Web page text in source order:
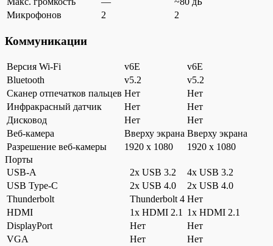
Микрофонов
2 2
Коммуникации
Версия Wi-Fi v6E
v6E
Bluetooth
v5.2
v5.2
Сканер отпечатков пальцев Нет
Нет
Инфракрасный датчик
Нет
Нет
Дисковод
Нет
Нет
Веб-камера
Вверху экрана Вверху экрана
Разрешение веб-камеры
1920 x 1080
1920 x 1080
Порты
USB-A
2x USB 3.2
4x USB 3.2
USB Type-C
2x USB 4.0
2x USB 4.0
Thunderbolt
Thunderbolt 4 Нет
HDMI
1x HDMI 2.1
1x HDMI 2.1
DisplayPort
Нет
Нет
VGA
Нет
Нет